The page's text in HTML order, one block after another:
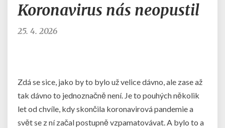
nás
neopustil
Koronavirus nás neopustil
25. 4. 2026
Zdá se sice, jako by to bylo už velice dávno, ale zase až
tak dávno to jednoznačně není. Je to pouhých několik
let od chvíle, kdy skončila koronavirová pandemie a
svět se z ní začal postupně vzpamatovávat. A bylo to a